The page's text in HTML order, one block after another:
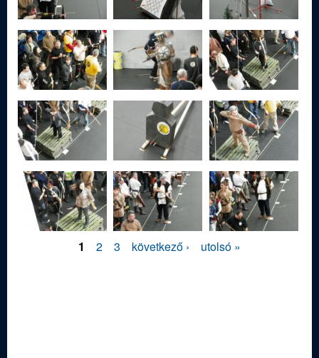
e
1 2 3 következő › utolsó »